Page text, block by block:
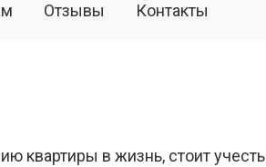
Отзывы Контакты
квартиры в жизнь, стоит учесть